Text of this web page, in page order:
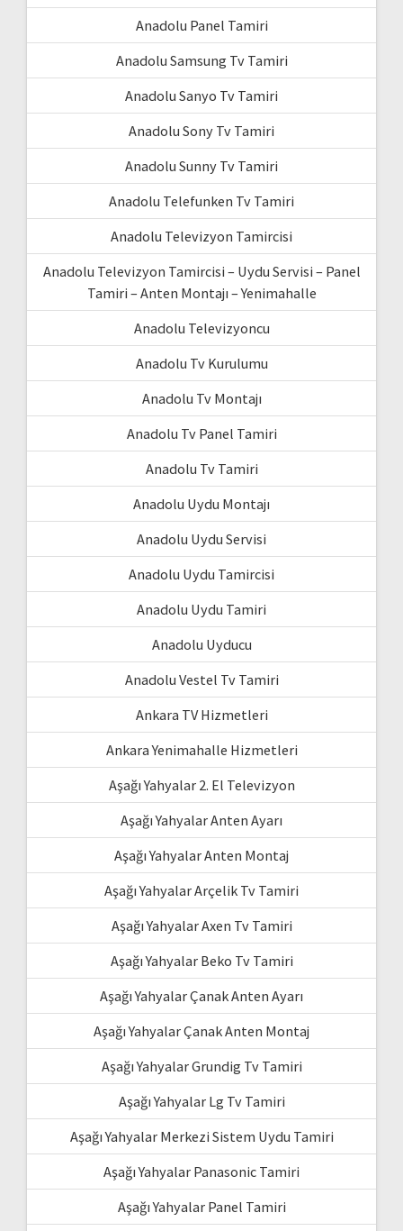
Anadolu Panel Tamiri
Anadolu Samsung Tv Tamiri
Anadolu Sanyo Tv Tamiri
Anadolu Sony Tv Tamiri
Anadolu Sunny Tv Tamiri
Anadolu Telefunken Tv Tamiri
Anadolu Televizyon Tamircisi
Anadolu Televizyon Tamircisi – Uydu Servisi – Panel
Tamiri – Anten Montajı – Yenimahalle
Anadolu Televizyoncu
Anadolu Tv Kurulumu
Anadolu Tv Montajı
Anadolu Tv Panel Tamiri
Anadolu Tv Tamiri
Anadolu Uydu Montajı
Anadolu Uydu Servisi
Anadolu Uydu Tamircisi
Anadolu Uydu Tamiri
Anadolu Uyducu
Anadolu Vestel Tv Tamiri
Ankara TV Hizmetleri
Ankara Yenimahalle Hizmetleri
Aşağı Yahyalar 2. El Televizyon
Aşağı Yahyalar Anten Ayarı
Aşağı Yahyalar Anten Montaj
Aşağı Yahyalar Arçelik Tv Tamiri
Aşağı Yahyalar Axen Tv Tamiri
Aşağı Yahyalar Beko Tv Tamiri
Aşağı Yahyalar Çanak Anten Ayarı
Aşağı Yahyalar Çanak Anten Montaj
Aşağı Yahyalar Grundig Tv Tamiri
Aşağı Yahyalar Lg Tv Tamiri
Aşağı Yahyalar Merkezi Sistem Uydu Tamiri
Aşağı Yahyalar Panasonic Tamiri
Aşağı Yahyalar Panel Tamiri